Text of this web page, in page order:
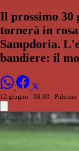
Il prossimo 30
tornerà in
Sampdoria.
bandiere: il
12 giugno - 08:00 - Palermo